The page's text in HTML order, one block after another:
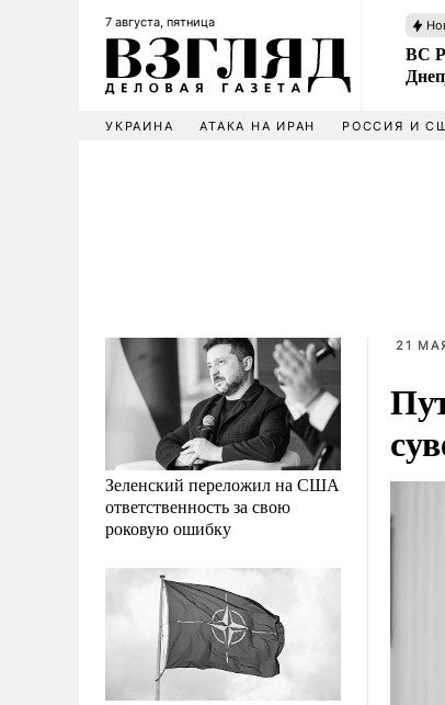
7 августа, пятница
ВС
УКРАИНА АТАКА НА ИРАН РОССИЯ И
Зеленский переложил на США
ответственность за свою
роковую ошибку
21